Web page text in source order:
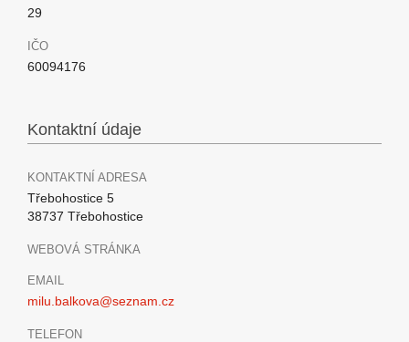
29
IČO
60094176
Kontaktní údaje
KONTAKTNÍ ADRESA
Třebohostice 5
38737 Třebohostice
WEBOVÁ STRÁNKA
EMAIL
milu.balkova@seznam.cz
TELEFON